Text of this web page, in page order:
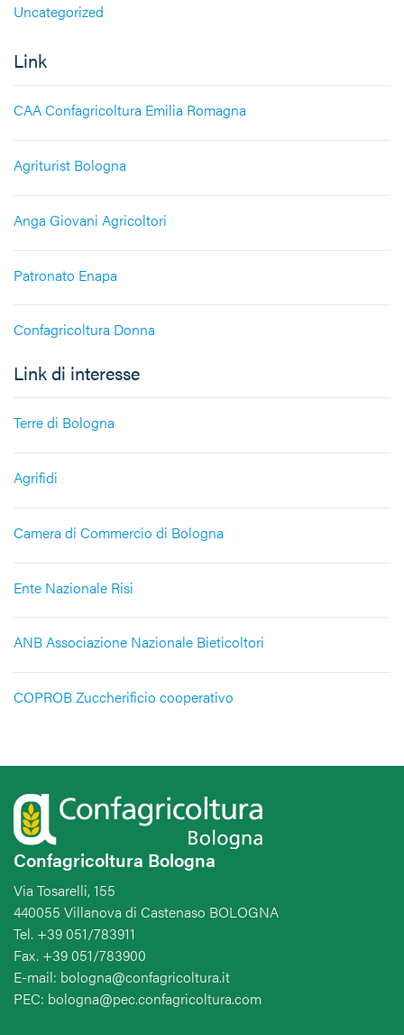
Uncategorized
Link
CAA Confagricoltura Emilia Romagna
Agriturist Bologna
Anga Giovani Agricoltori
Patronato Enapa
Confagricoltura Donna
Link di interesse
Terre di Bologna
Agrifidi
Camera di Commercio di Bologna
Ente Nazionale Risi
ANB Associazione Nazionale Bieticoltori
COPROB Zuccherificio cooperativo
Confagricoltura Bologna
Via Tosarelli, 155
440055 Villanova di Castenaso BOLOGNA
Tel. +39 051/783911
Fax. +39 051/783900
E-mail: bologna@confagricoltura.it
PEC: bologna@pec.confagricoltura.com